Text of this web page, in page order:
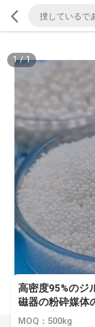
1/1
高密度95%のジ
磁器の粉砕媒体
MOQ：500kg